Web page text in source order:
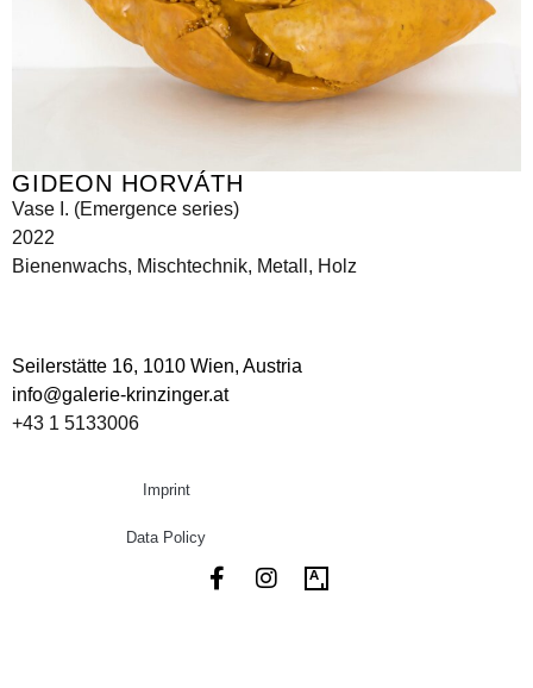
GIDEON HORVÁTH
Vase I. (Emergence series)
2022
Bienenwachs, Mischtechnik, Metall, Holz
Seilerstätte 16, 1010 Wien, Austria
info@galerie-krinzinger.at
+43 1 5133006
Imprint
Data Policy